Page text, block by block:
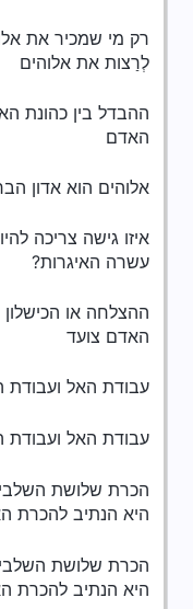
רק מי שמכיר את
לְרַצות את אלוהים
ההבדל בין כהונת
האדם
אלוהים הוא אדון
איזו גישה צריכה
עשרה האיגרות?
ההצלחה או
האדם צועד
עבודת האל ועבודת
עבודת האל ועבודת
הכרת שלושת
היא הנתיב להכרת
הכרת שלושת
היא הנתיב להכרת